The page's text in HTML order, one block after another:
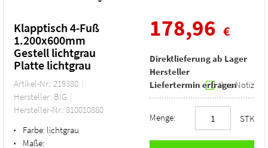
Klapptisch 4-Fuß
1.200x600mm
Gestell lichtgrau
Platte lichtgrau
Artikel-Nr.: 219380
Hersteller: BIG
Hersteller-Nr.: 810010880
• Farbe: lichtgrau
•
Maße:
178,96 €
Direktlieferung ab Lager
Hersteller
Liefertermin erfragenIhre Notiz
Menge: STK